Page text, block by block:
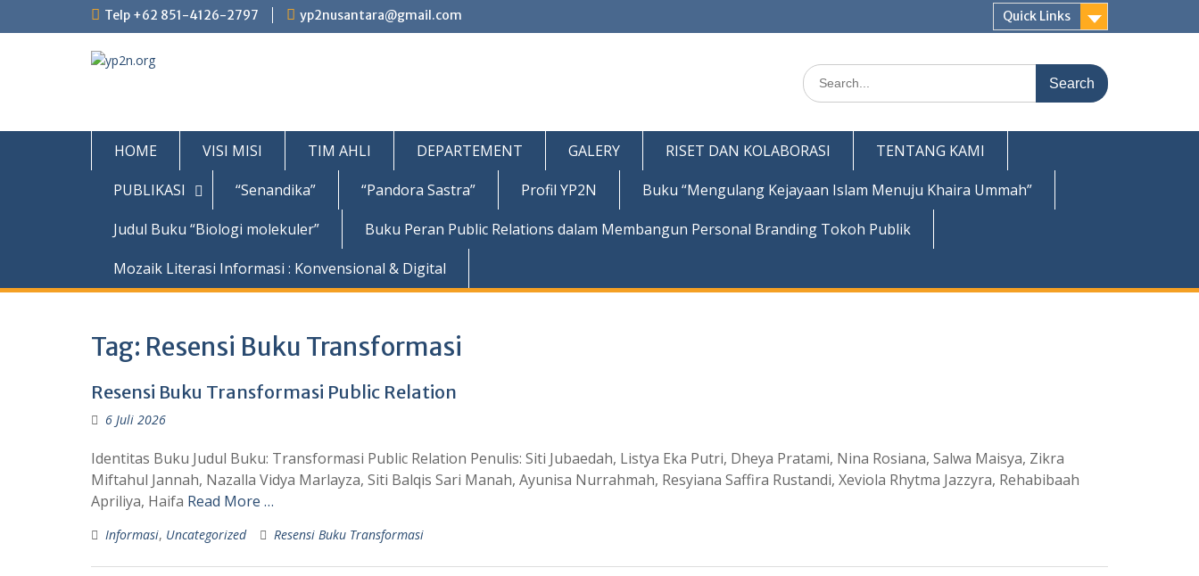
Telp +62 851-4126-2797 yp2nusantara@gmail.com Quick Links
Search
for:
HOME VISI MISI TIM AHLI DEPARTEMENT GALERY RISET DAN KOLABORASI
TENTANG KAMI
PUBLIKASI
“Senandika” “Pandora Sastra” Profil YP2N
Buku “Mengulang Kejayaan Islam Menuju Khaira Ummah”
Judul Buku “Biologi molekuler”
Buku Peran Public Relations dalam Membangun Personal Branding Tokoh Publik
Mozaik Literasi Informasi : Konvensional & Digital
Tag: Resensi Buku Transformasi
Resensi Buku Transformasi Public Relation
6 Juli 2026
Identitas Buku Judul Buku: Transformasi Public Relation Penulis: Siti Jubaedah, Listya Eka Putri, Dheya Pratami, Nina Rosiana, Salwa Maisya, Zikra
Miftahul Jannah, Nazalla Vidya Marlayza, Siti Balqis Sari Manah, Ayunisa Nurrahmah, Resyiana Saffira Rustandi, Xeviola Rhytma Jazzyra, Rehabibaah
Apriliya, Haifa Read More …
Informasi, Uncategorized Resensi Buku Transformasi